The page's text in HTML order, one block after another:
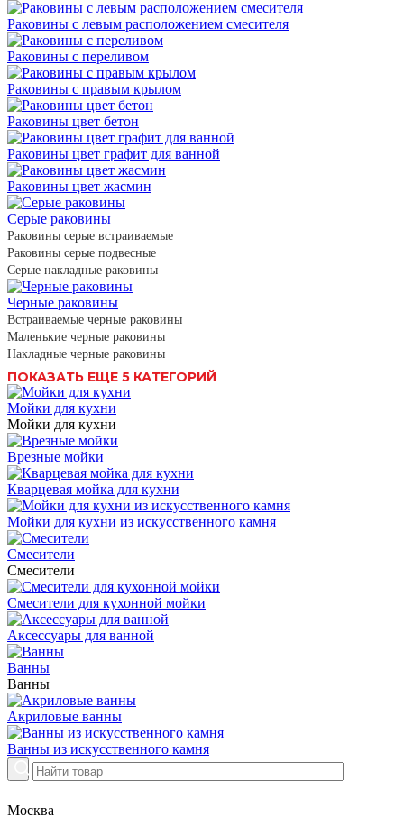
Раковины с левым расположением смесителя
Раковины с переливом
Раковины с правым крылом
Раковины цвет бетон
Раковины цвет графит для ванной
Раковины цвет жасмин
Серые раковины
Раковины серые встраиваемые
Раковины серые подвесные
Серые накладные раковины
Черные раковины
Встраиваемые черные раковины
Маленькие черные раковины
Накладные черные раковины
ПОКАЗАТЬ ЕЩЕ 5 КАТЕГОРИЙ
Мойки для кухни
Мойки для кухни
Врезные мойки
Кварцевая мойка для кухни
Мойки для кухни из искусственного камня
Смесители
Смесители
Смесители для кухонной мойки
Аксессуары для ванной
Ванны
Ванны
Акриловые ванны
Ванны из искусственного камня
Москва